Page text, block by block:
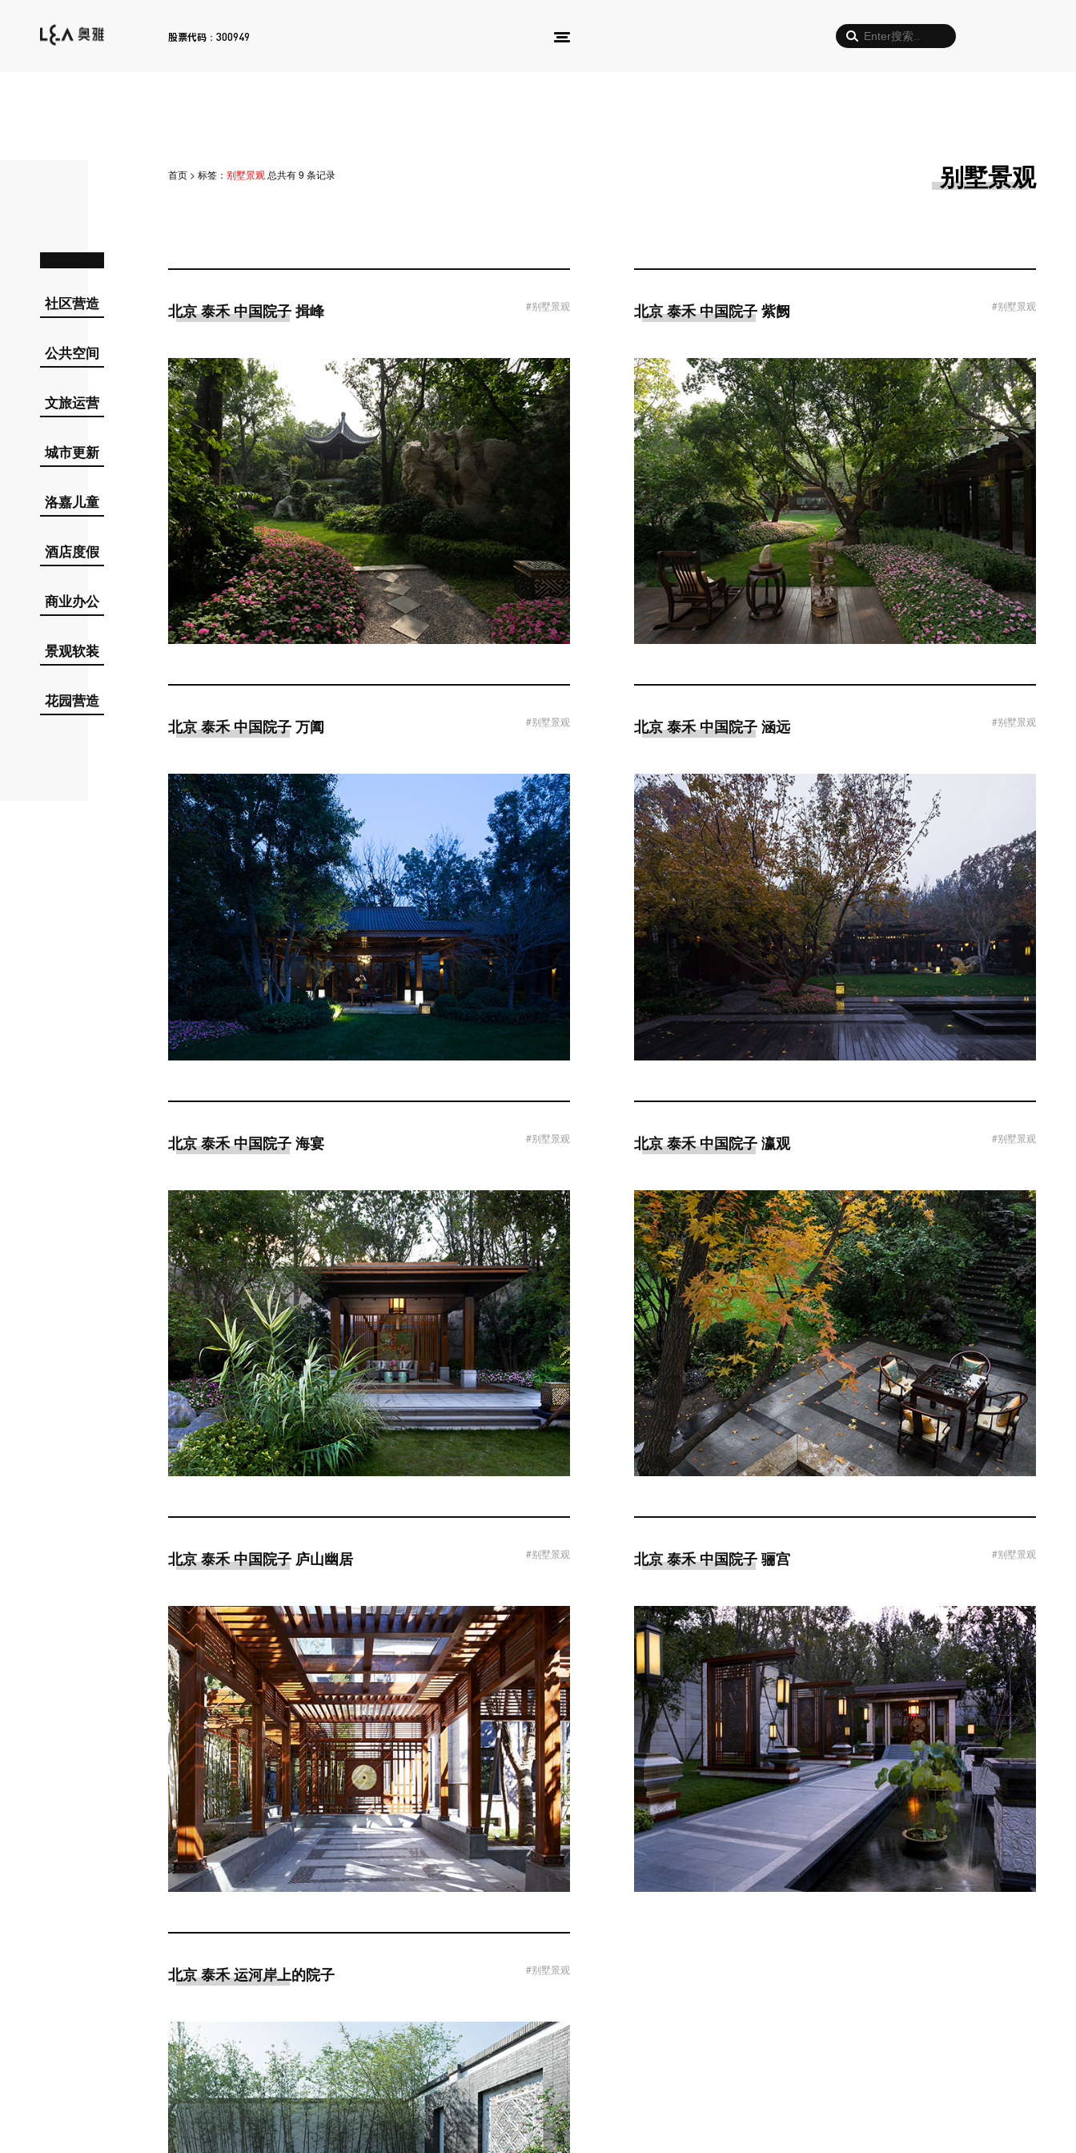
股票代码： 300949
社区营造
公共空间
文旅运营
城市更新
洛嘉儿童
酒店度假
商业办公
景观软装
花园营造
首页 > 标签： 别墅景观 总共有 9 条记录 别墅景观
北京 泰禾 中国院子 揖峰 #别墅景观 北京 泰禾 中国院子 紫阙 #别墅景观
北京 泰禾 中国院子 万阖 #别墅景观 北京 泰禾 中国院子 涵远 #别墅景观
北京 泰禾 中国院子 海宴 #别墅景观 北京 泰禾 中国院子 瀛观 #别墅景观
北京 泰禾 中国院子 庐山幽居 #别墅景观 北京 泰禾 中国院子 骊宫 #别墅景观
北京 泰禾 运河岸上的院子 #别墅景观